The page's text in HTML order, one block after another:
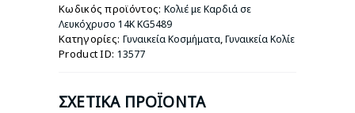
Κωδικός προϊόντος: Κολιέ με Καρδιά σε
Λευκόχρυσο 14Κ KG5489
Κατηγορίες: Γυναικεία Κοσμήματα,Γυναικεία Κολίε
Product ID: 13577
ΣΧΕΤΙΚΆ ΠΡΟΪΌΝΤΑ